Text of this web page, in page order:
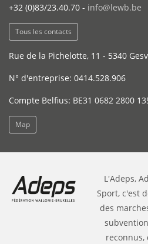
+32 (0)83/23.40.70 - info@lewb.be
Tous les contacts
Rue de la Pichelotte, 11 - 5340
N° d'entreprise: 0414.528.906
Compte Belfius: BE31 0682 2800
Map
L'Adeps,
Sport, c'est
des
reconnus,